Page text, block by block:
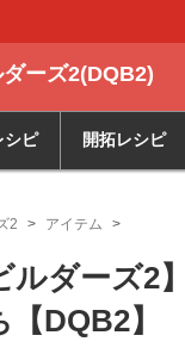
ダーズ2(DQB2)
シピ 開拓レシピ
2 アイテム
ルダーズ2
DQB2】